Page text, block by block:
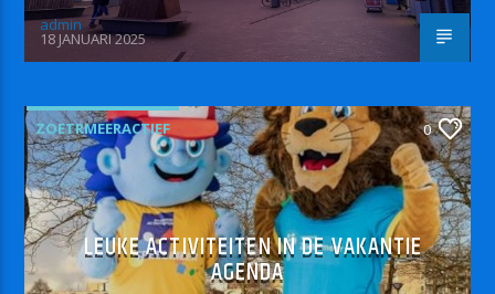
admin
18 JANUARI 2025
ZOETRMEERACTIEF 0
LEUKE ACTIVITEITEN IN DE VAKANTIE
AGENDA